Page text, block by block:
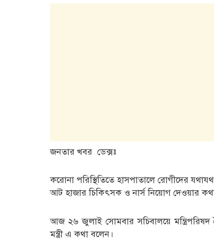
জনতার খবর ডেক্সঃ
করোনা পরিস্থিতিতে হাসপাতালে রোগীদের
আট হাজার চিকিৎসক ও নার্স নিয়োগ দেওয়ার কথা
আজ ২৬ জুলাই সোমবার সচিবালয়ে মন্ত্রিপরিষদ
মন্ত্রী এ কথা বলেন।